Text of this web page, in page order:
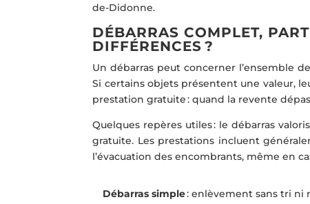
de-Didonne.
DÉBARRAS COMPLET,
DIFFÉRENCES ?
Un débarras peut concerner l’ensemble
Si certains objets présentent une valeur,
prestation gratuite : quand la revente
Quelques repères utiles : le débarras
gratuite. Les prestations incluent
l’évacuation des encombrants, même en
Débarras simple: enlèvement sans tri ni